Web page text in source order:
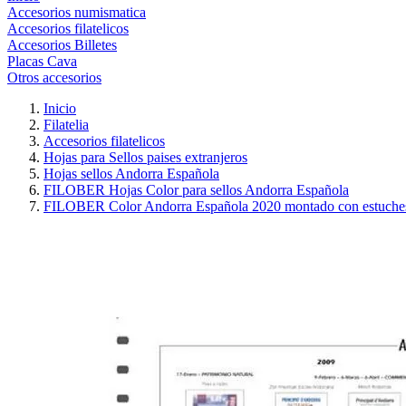
Accesorios numismatica
Accesorios filatelicos
Accesorios Billetes
Placas Cava
Otros accesorios
Inicio
Filatelia
Accesorios filatelicos
Hojas para Sellos paises extranjeros
Hojas sellos Andorra Española
FILOBER Hojas Color para sellos Andorra Española
FILOBER Color Andorra Española 2020 montado con